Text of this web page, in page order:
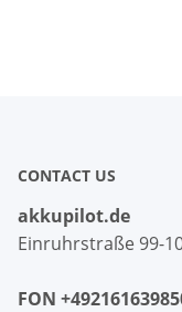
CONTACT US
akkupilot.de
Einruhrstraße 99-
FON